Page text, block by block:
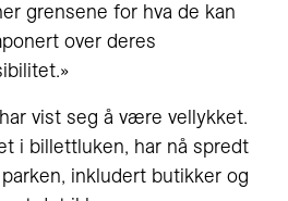
grensene for hva de kan
over deres
vist seg å være vellykket.
i billettluken, har nå spredt
inkludert butikker og